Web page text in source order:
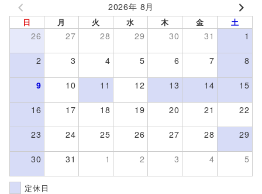
2026年 8月
日 月 火 水 木 金 土
26 27 28 29 30 31 1
2 3 4 5 6 7 8
9 10 11 12 13 14 15
16 17 18 19 20 21 22
23 24 25 26 27 28 29
30 31 1 2 3 4 5
定休日